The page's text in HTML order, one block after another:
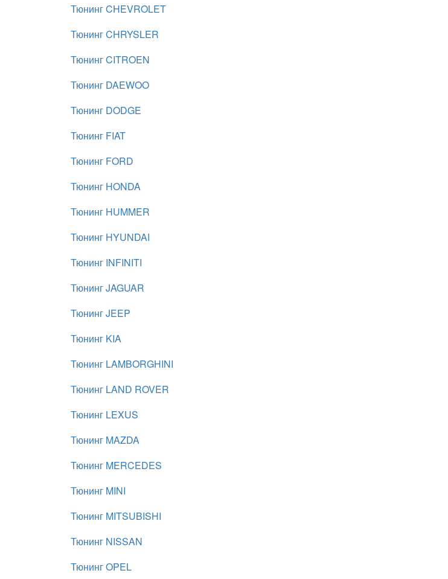
Тюнинг CHEVROLET
Тюнинг CHRYSLER
Тюнинг CITROEN
Тюнинг DAEWOO
Тюнинг DODGE
Тюнинг FIAT
Тюнинг FORD
Тюнинг HONDA
Тюнинг HUMMER
Тюнинг HYUNDAI
Тюнинг INFINITI
Тюнинг JAGUAR
Тюнинг JEEP
Тюнинг KIA
Тюнинг LAMBORGHINI
Тюнинг LAND ROVER
Тюнинг LEXUS
Тюнинг MAZDA
Тюнинг MERCEDES
Тюнинг MINI
Тюнинг MITSUBISHI
Тюнинг NISSAN
Тюнинг OPEL